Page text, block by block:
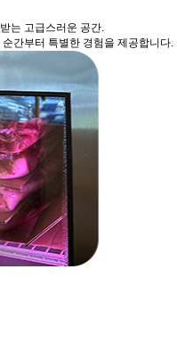
는 고급스러운 공간.
간부터 특별한 경험을 제공합니다.